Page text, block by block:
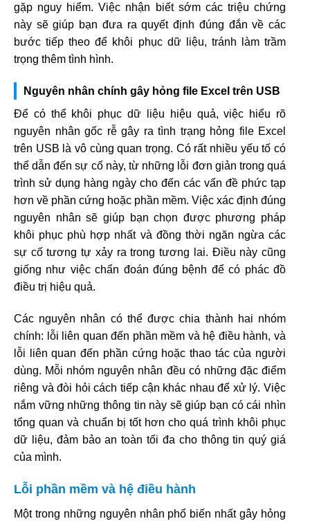
gặp nguy hiểm. Việc nhận biết sớm các triệu chứng
này sẽ giúp bạn đưa ra quyết định đúng đắn về các
bước tiếp theo để khôi phục dữ liệu, tránh làm trầm
trọng thêm tình hình.
Nguyên nhân chính gây hỏng file Excel trên USB
Để có thể khôi phục dữ liệu hiệu quả, việc hiểu rõ
nguyên nhân gốc rễ gây ra tình trạng hỏng file Excel
trên USB là vô cùng quan trọng. Có rất nhiều yếu tố có
thể dẫn đến sự cố này, từ những lỗi đơn giản trong quá
trình sử dụng hàng ngày cho đến các vấn đề phức tạp
hơn về phần cứng hoặc phần mềm. Việc xác định đúng
nguyên nhân sẽ giúp bạn chọn được phương pháp
khôi phục phù hợp nhất và đồng thời ngăn ngừa các
sự cố tương tự xảy ra trong tương lai. Điều này cũng
giống như việc chẩn đoán đúng bệnh để có phác đồ
điều trị hiệu quả.
Các nguyên nhân có thể được chia thành hai nhóm
chính: lỗi liên quan đến phần mềm và hệ điều hành, và
lỗi liên quan đến phần cứng hoặc thao tác của người
dùng. Mỗi nhóm nguyên nhân đều có những đặc điểm
riêng và đòi hỏi cách tiếp cận khác nhau để xử lý. Việc
nắm vững những thông tin này sẽ giúp bạn có cái nhìn
tổng quan và chuẩn bị tốt hơn cho quá trình khôi phục
dữ liệu, đảm bảo an toàn tối đa cho thông tin quý giá
của mình.
Lỗi phần mềm và hệ điều hành
Một trong những nguyên nhân phổ biến nhất gây hỏng